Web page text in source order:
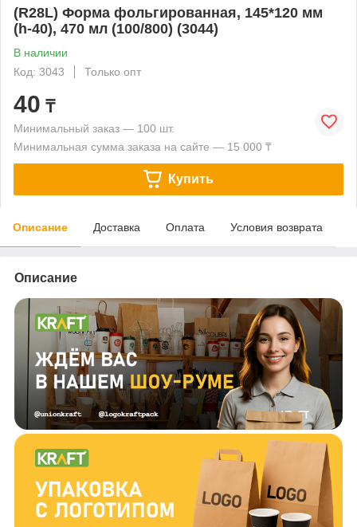
(R28L) Форма фольгированная, 145*120 мм
(h-40), 470 мл (100/800) (3044)
В наличии
Код: 3043
Только опт
40 ₸
Минимальный заказ — 100 шт.
Минимальная сумма заказа на сайте — 15 000 ₸
Купить
Описание Доставка Оплата Условия возврата
Описание